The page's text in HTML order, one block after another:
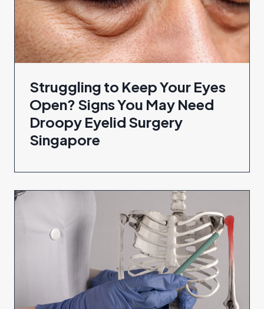
Struggling to Keep Your Eyes
Open? Signs You May Need
Droopy Eyelid Surgery
Singapore